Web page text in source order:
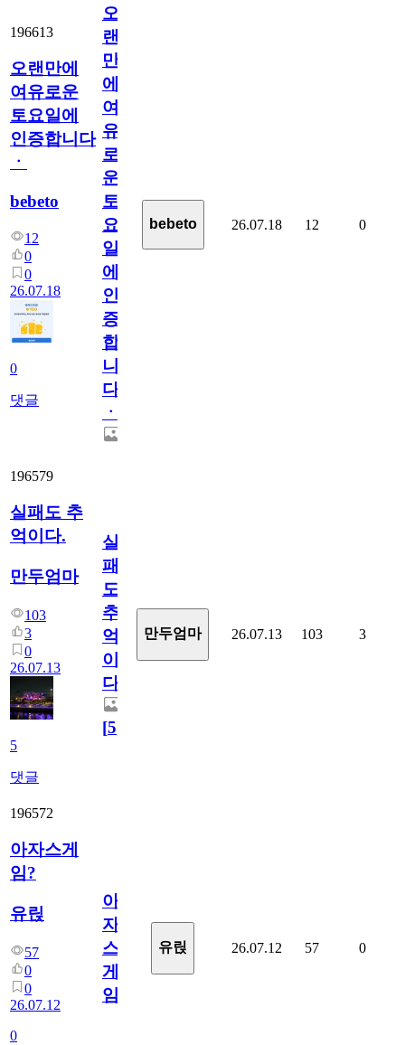
196613
오랜만에
여유로운
토요일에
인증합니다
ㆍ
bebeto
12
0
0
26.07.18
0
댓글
오
랜
만
에
여
유
로
운
토
요
일
에
인
증
합
니
다
ㆍ
bebeto 26.07.18 12 0
196579
실패도 추
억이다.
만두엄마
103
3
0
26.07.13
5
댓글
실
패
도
추
억
이
다.
[5]
만두엄마 26.07.13 103 3
196572
아자스게
임?
유릱
57
0
0
26.07.12
0
아
자
스
게
임?
유릱 26.07.12 57 0